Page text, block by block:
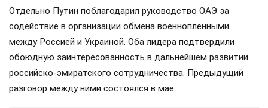
Отдельно Путин поблагодарил руководство ОАЭ за
содействие в организации обмена военнопленными
между Россией и Украиной. Оба лидера подтвердили
обоюдную заинтересованность в дальнейшем развитии
российско-эмиратского сотрудничества. Предыдущий
разговор между ними состоялся в мае.